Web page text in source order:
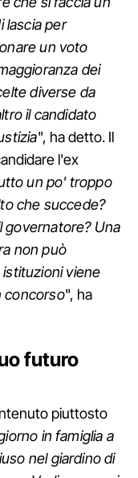
lascia per
un voto
dei
diverse da
il candidato
", ha detto. Il
l'ex
un po' troppo
che succede?
governatore? Una
non può
istituzioni viene
concorso", ha
futuro
piuttosto
in famiglia a
nel giardino di